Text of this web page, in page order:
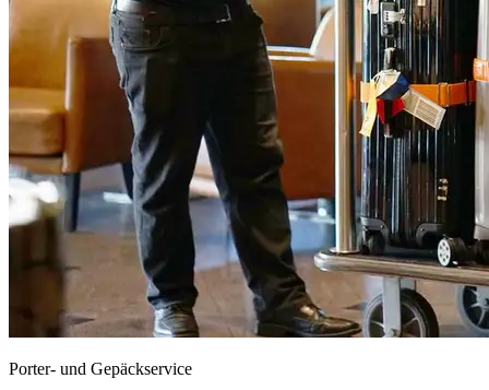
Porter- und Gepäckservice